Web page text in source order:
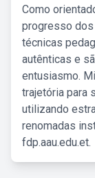
Como
progresso dos
técnicas
autênticas e
entusiasmo.
trajetória para
utilizando
renomadas
fdp.aau.edu.et.